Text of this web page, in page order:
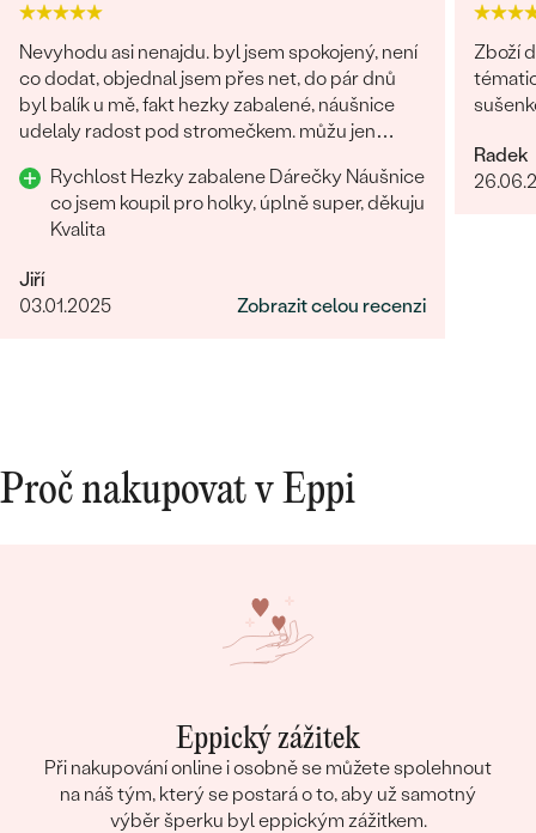
Nevyhodu asi nenajdu. byl jsem spokojený, není
co dodat, objednal jsem přes net, do pár dnů
byl balík u mě, fakt hezky zabalené, náušnice
udelaly radost pod stromečkem. můžu jen
Rychlost Hezky zabalene Dárečky Náušnice
co jsem koupil pro holky, úplně super, děkuju
Kvalita
Jiří
03.01.2025
Zobrazit celou recenzi
Zboží
Radek
Proč nakupovat v Eppi
Eppický zážitek
Při nakupování online i osobně se můžete spolehnout
na náš tým, který se postará o to, aby už samotný
výběr šperku byl eppickým zážitkem.